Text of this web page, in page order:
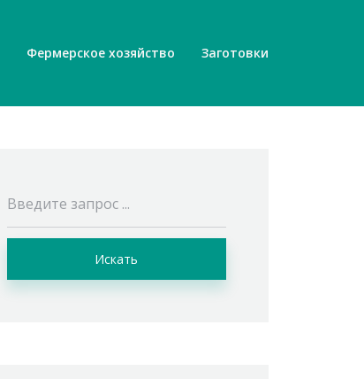
Фермерское хозяйство Заготовки
Искать